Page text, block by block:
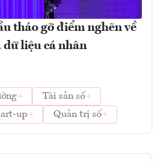
tháo gỡ điểm nghẽn về
dữ liệu cá nhân
Tài sản số
up Quản trị số